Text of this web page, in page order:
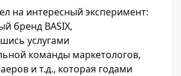
на интересный эксперимент:
бренд BASIX,
услугами
команды маркетологов,
и т.д., которая годами